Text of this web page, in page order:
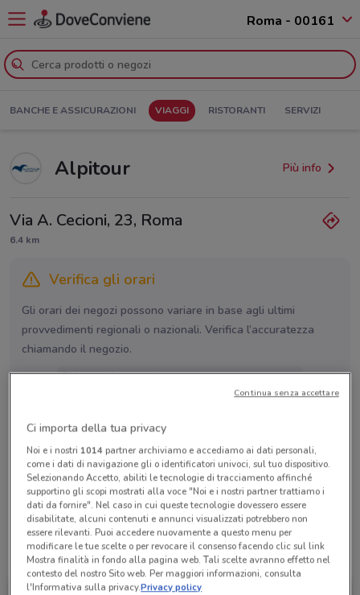
Roma - 00161
BANCHE E ASSICURAZIONI VIAGGI RISTORANTI SERVIZI
Alpitour Più info
Via A. Cecioni, 23, Roma
6.4 km
Verifica gli orari
Gli orari dei negozi possono variare in base agli ultimi
provvedimenti regionali o nazionali. Verifica l’accuratezza
chiamando il negozio.
Chiama il negozio
Lunedì n.d.
Martedì
Mercoledì
Giovedì
Venerdì
Sabato
Domenica
06 87568296
Idea Travel - Rona Incoming Srl
Tutte le promozioni di questo negozio
Ci importa della tua privacy
Noi e i nostri 1014partner archiviamo e accediamo ai dati personali,
come i dati di navigazione gli o identificatori univoci, sul tuo dispositivo.
Selezionando Accetto, abiliti le tecnologie di tracciamento affinché
supportino gli scopi mostrati alla voce "Noi e i nostri partner trattiamo i
dati da fornire". Nel caso in cui queste tecnologie dovessero essere
disabilitate, alcuni contenuti e annunci visualizzati potrebbero non
essere rilevanti. Puoi accedere nuovamente a questo menu per
modificare le tue scelte o per revocare il consenso facendo clic sul link
Mostra finalità in fondo alla pagina web. Tali scelte avranno effetto nel
contesto del nostro Sito web. Per maggiori informazioni, consulta
l'Informativa sulla privacy.Privacy policy
Continua senza accettare